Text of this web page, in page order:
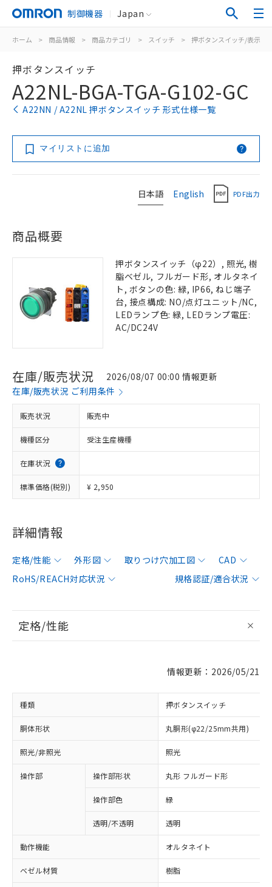
制御機器 Japan
ホーム > 商品情報 > 商品カテゴリ > スイッチ > 押ボタンスイッチ/表示灯
押ボタンスイッチ
A22NL-BGA-TGA-G102-GC
A22NN / A22NL 押ボタンスイッチ 形式仕様一覧
マイリストに追加
日本語 English PDF出力
商品概要
押ボタンスイッチ（φ22）, 照光, 樹
脂ベゼル, フルガード形, オルタネイ
ト, ボタンの色: 緑, IP66, ねじ端子
台, 接点構成: NO/点灯ユニット/NC,
LEDランプ色: 緑, LEDランプ電圧:
AC/DC24V
在庫/販売状況
2026/08/07 00:00 情報更新
在庫/販売状況 ご利用条件
販売状況 販売中
機種区分 受注生産機種
在庫状況
標準価格(税別) ¥ 2,950
詳細情報
定格/性能 外形図 取りつけ穴加工図
CAD
RoHS/REACH対応状況
規格認証/適合状況
定格/性能
情報更新：2026/05/21
種類 押ボタンスイッチ
胴体形状 丸胴形(φ22/25mm共用)
照光/非照光 照光
操作部 操作部形状 丸形 フルガード形
操作部色 緑
透明/不透明 透明
動作機能 オルタネイト
ベゼル材質 樹脂